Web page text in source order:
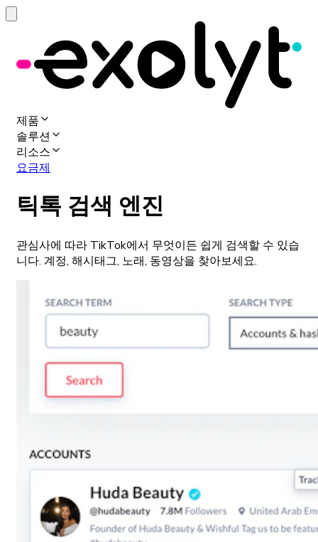
제품
솔루션
리소스
요금제
틱톡 검색 엔진
관심사에 따라 TikTok에서 무엇이든 쉽게 검색할 수 있습
니다. 계정, 해시태그, 노래, 동영상을 찾아보세요.